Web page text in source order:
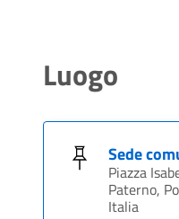
Luogo
Sede
Piazza
Paterno,
Italia